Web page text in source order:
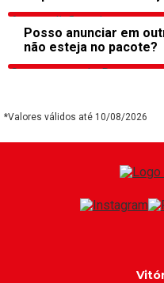
As condiçõesdos
entanto,oferecemos
perfisenecessidades.
eencontraremosamelhor
Posso anunciar em
não esteja no pacote?
Com certeza! Durante
*Valores válidos até 10/08/2026